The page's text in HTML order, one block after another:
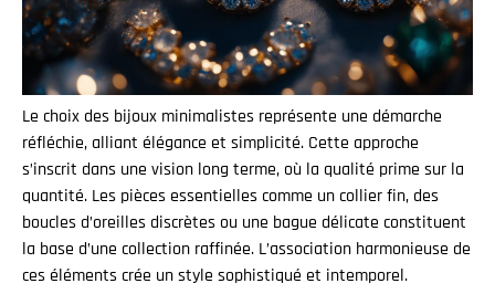
Le choix des bijoux minimalistes représente une démarche
réfléchie, alliant élégance et simplicité. Cette approche
s’inscrit dans une vision long terme, où la qualité prime sur la
quantité. Les pièces essentielles comme un collier fin, des
boucles d’oreilles discrètes ou une bague délicate constituent
la base d’une collection raffinée. L’association harmonieuse de
ces éléments crée un style sophistiqué et intemporel.